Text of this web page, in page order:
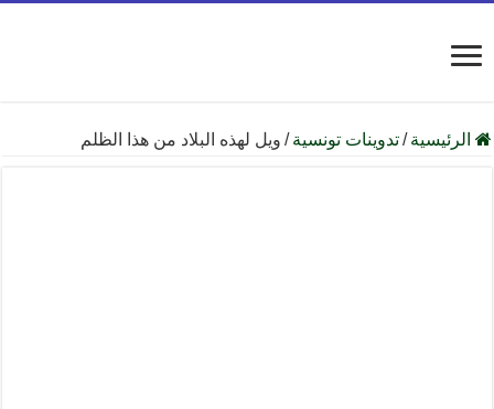
الرئيسية /تدوينات تونسية / ويل لهذه البلاد من هذا الظلم